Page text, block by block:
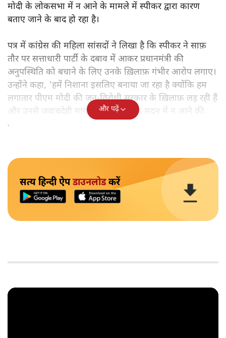
मोदी के लोकसभा में न आने के मामले में स्पीकर द्वारा कारण
बताए जाने के बाद हो रहा है।
पत्र में कांग्रेस की महिला सांसदों ने लिखा है कि स्पीकर ने साफ़
तौर पर सत्ताधारी पार्टी के दबाव में आकर प्रधानमंत्री की
अनुपस्थिति को बचाने के लिए उनके ख़िलाफ़ गंभीर आरोप लगाए।
उन्होंने कहा, 'हमें निशाना इसलिए बनाया जा रहा है क्योंकि हम
लगातार पीएम मोदी की जन-विरोधी सरकार के ख़िलाफ़ लड़ रही हैं
और उनसे जवाबदेही मांग रही हैं। पीएम के सदन में न आने की
वजह हमारी कोई धमकी नहीं थी, यह उनका डर था।'
और पढ़ें
सत्य हिन्दी ऐपडाउनलोडकरें